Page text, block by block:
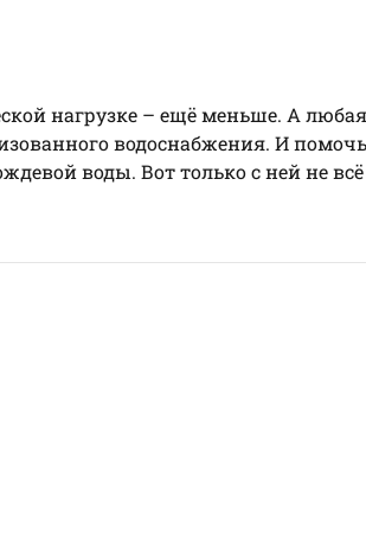
нагрузке – ещё меньше. А любая
водоснабжения. И
воды. Вот только с ней не всё